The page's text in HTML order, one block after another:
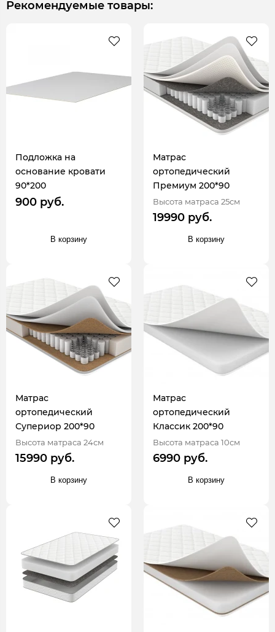
Рекомендуемые товары:
Подложка на
основание кровати
90*200
900 руб.
В корзину
Матрас
ортопедический
Премиум 200*90
Высота матраса 25см
19990 руб.
В корзину
Матрас
ортопедический
Супериор 200*90
Высота матраса 24см
15990 руб.
В корзину
Матрас
ортопедический
Классик 200*90
Высота матраса 10см
6990 руб.
В корзину